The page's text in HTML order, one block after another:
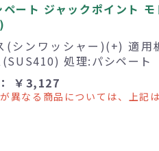
ート ジャックポイント モ
(シンワッシャー)(+) 適用
処理:パシペート
￥3,127
異なる商品については、上記